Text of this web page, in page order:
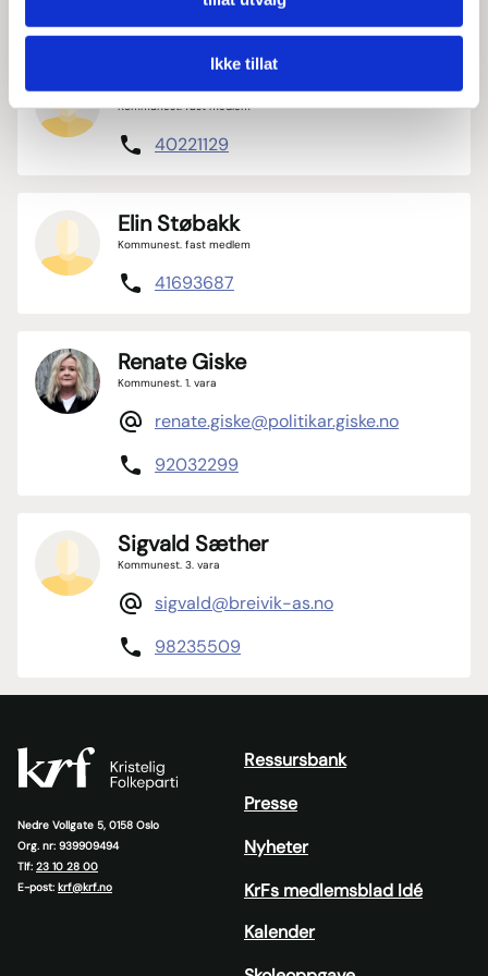
Ikke tillat
90835964
Ernst Valderhaug
Kommunest. fast medlem
40221129
Elin Støbakk
Kommunest. fast medlem
41693687
Renate Giske
Kommunest. 1. vara
renate.giske@politikar.giske.no
92032299
Sigvald Sæther
Kommunest. 3. vara
sigvald@breivik-as.no
98235509
Nedre Vollgate 5, 0158 Oslo
Org. nr: 939909494
Tlf: 23 10 28 00
E-post: krf@krf.no
Ressursbank
Presse
Nyheter
KrFs medlemsblad Idé
Kalender